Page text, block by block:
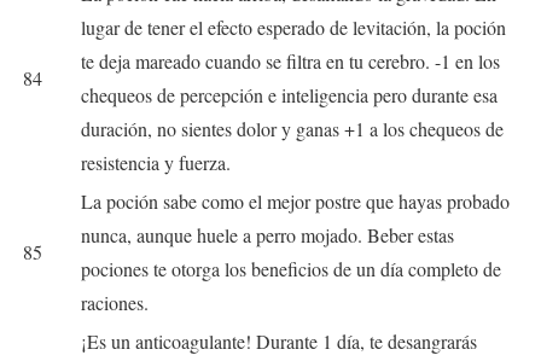
84
lugar de tener el efecto esperado de levitación, la poción
te deja mareado cuando se filtra en tu cerebro. -1 en los
chequeos de percepción e inteligencia pero durante esa
duración, no sientes dolor y ganas +1 a los chequeos de
resistencia y fuerza.
85
La poción sabe como el mejor postre que hayas probado
nunca, aunque huele a perro mojado. Beber estas
pociones te otorga los beneficios de un día completo de
raciones.
¡Es un anticoagulante! Durante 1 día, te desangrarás